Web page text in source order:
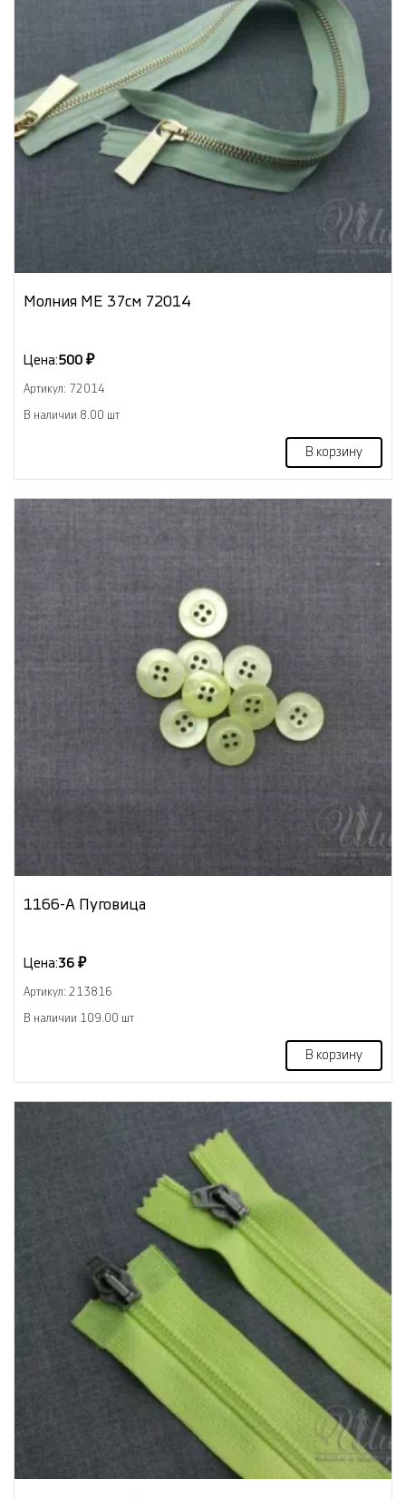
Молния МЕ 37см 72014
Цена:500 ₽
Артикул: 72014
В наличии 8.00 шт
В корзину
1166-А Пуговица
Цена:36 ₽
Артикул: 213816
В наличии 109.00 шт
В корзину